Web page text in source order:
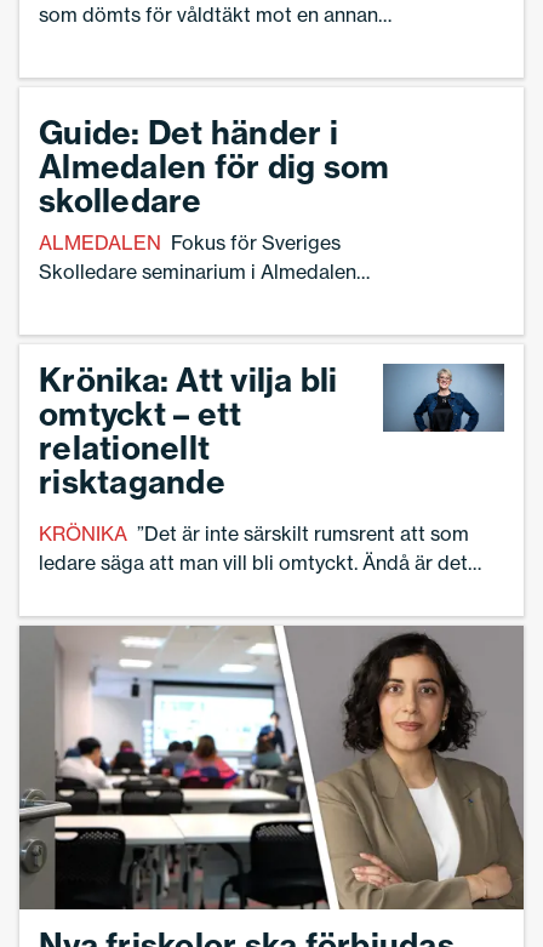
som dömts för våldtäkt mot en annan
dilemmat här.
Guide: Det händer i
Almedalen för dig som
skolledare
ALMEDALEN Fokus för Sveriges
Skolledare seminarium i Almedalen
huvudmän säkerställer att skolledare får
regeringens stora reformpaket.
Krönika: Att vilja bli
omtyckt – ett
relationellt
risktagande
KRÖNIKA ”Det är inte särskilt rumsrent att som
ledare säga att man vill bli omtyckt. Ändå är det
rektor Maria Kempe Olsson.